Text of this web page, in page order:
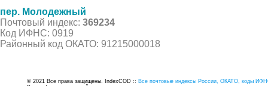
пер. Молодежный
Почтовый индекс: 369234
Код ИФНС: 0919
Районный код ОКАТО: 91215000018
© 2021 Все права защищены. IndexCOD :: Все почтовые индексы России, ОКАТО, коды